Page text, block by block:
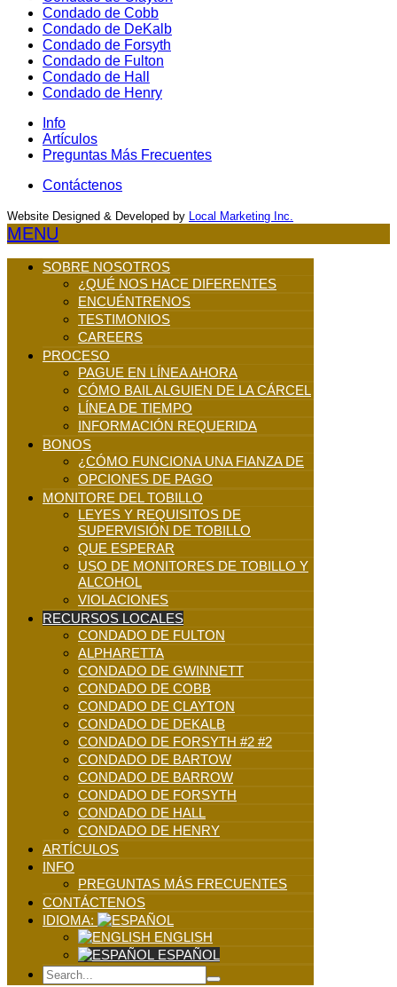
Condado de Cobb
Condado de DeKalb
Condado de Forsyth
Condado de Fulton
Condado de Hall
Condado de Henry
Info
Artículos
Preguntas Más Frecuentes
Contáctenos
Website Designed & Developed by Local Marketing Inc.
MENU
SOBRE NOSOTROS
¿QUÉ NOS HACE DIFERENTES
ENCUÉNTRENOS
TESTIMONIOS
CAREERS
PROCESO
PAGUE EN LÍNEA AHORA
CÓMO BAIL ALGUIEN DE LA CÁRCEL
LÍNEA DE TIEMPO
INFORMACIÓN REQUERIDA
BONOS
¿CÓMO FUNCIONA UNA FIANZA DE
OPCIONES DE PAGO
MONITORE DEL TOBILLO
LEYES Y REQUISITOS DE
SUPERVISIÓN DE TOBILLO
QUE ESPERAR
USO DE MONITORES DE TOBILLO Y
ALCOHOL
VIOLACIONES
RECURSOS LOCALES
CONDADO DE FULTON
ALPHARETTA
CONDADO DE GWINNETT
CONDADO DE COBB
CONDADO DE CLAYTON
CONDADO DE DEKALB
CONDADO DE FORSYTH #2 #2
CONDADO DE BARTOW
CONDADO DE BARROW
CONDADO DE FORSYTH
CONDADO DE HALL
CONDADO DE HENRY
ARTÍCULOS
INFO
PREGUNTAS MÁS FRECUENTES
CONTÁCTENOS
IDIOMA:
ENGLISH
ESPAÑOL